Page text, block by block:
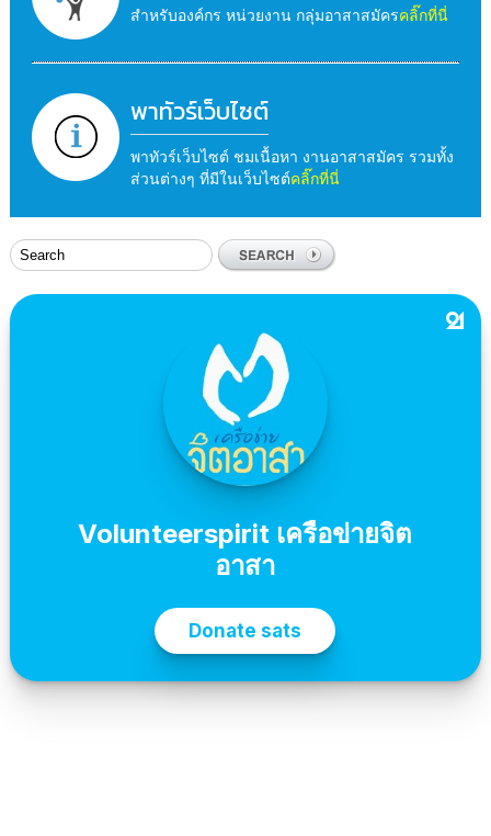
สำหรับองค์กร หน่วยงาน กลุ่มอาสาสมัครคลิ๊กที่นี่
พาทัวร์เว็บไซต์
พาทัวร์เว็บไซต์ ชมเนื้อหา งานอาสาสมัคร รวมทั้ง
ส่วนต่างๆ ที่มีในเว็บไซต์คลิ๊กที่นี่